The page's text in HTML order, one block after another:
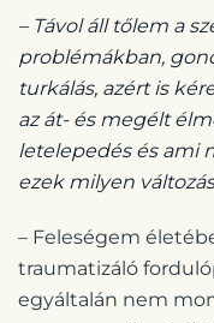
– Távol áll tőlem a
problémákban,
turkálás, azért is
az át- és megélt
letelepedés és ami
ezek milyen
– Feleségem
traumatizáló
egyáltalán nem